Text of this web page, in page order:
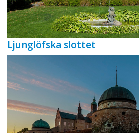
Ljunglöfska slottet